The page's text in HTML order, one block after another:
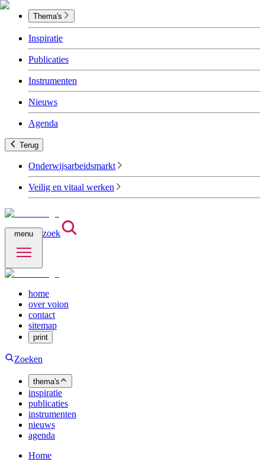
Thema's
Inspiratie
Publicaties
Instrumenten
Nieuws
Agenda
Terug
Onderwijsarbeidsmarkt
Veilig en vitaal werken
menu zoek
home
over voion
contact
sitemap
print
Zoeken
thema's
inspiratie
publicaties
instrumenten
nieuws
agenda
Home